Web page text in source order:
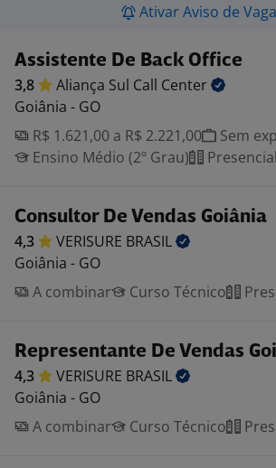
Ativar Aviso de
Assistente De Back Office
3,8 Aliança Sul Call Center
Goiânia - GO
R$ 1.621,00 a R$ 2.221,00
Sem
Ensino Médio (2º Grau)
Presencial
Consultor De Vendas Goiânia
4,3 VERISURE BRASIL
Goiânia - GO
A combinar
Curso Técnico
Representante De Vendas
4,3 VERISURE BRASIL
Goiânia - GO
A combinar
Curso Técnico